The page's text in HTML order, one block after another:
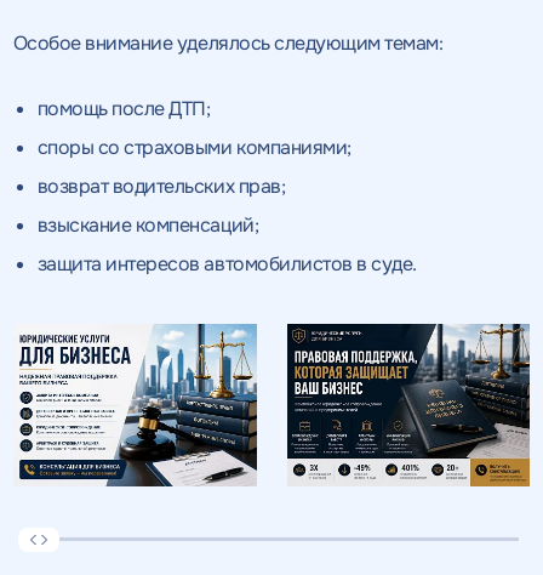
Особое внимание уделялось следующим темам:
помощь после ДТП;
споры со страховыми компаниями;
возврат водительских прав;
взыскание компенсаций;
защита интересов автомобилистов в суде.